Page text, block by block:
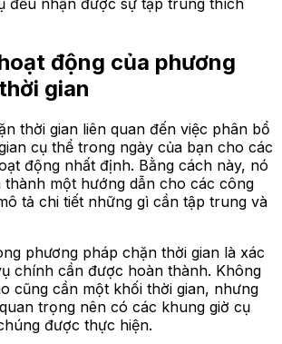
đều nhận được sự tập trung thích
động của phương
gian
thời gian liên quan đến việc phân bổ
cụ thể trong ngày của bạn cho các
động nhất định. Bằng cách này, nó
thành một hướng dẫn cho các công
tả chi tiết những gì cần tập trung và
phương pháp chặn thời gian là xác
chính cần được hoàn thành. Không
cũng cần một khối thời gian, nhưng
trọng nên có các khung giờ cụ
được thực hiện.